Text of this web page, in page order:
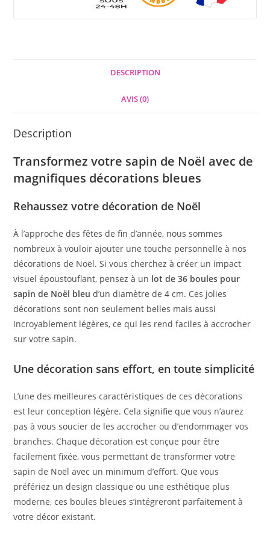
DESCRIPTION
AVIS (0)
Description
Transformez votre sapin de Noël avec de
magnifiques décorations bleues
Rehaussez votre décoration de Noël
À l’approche des fêtes de fin d’année, nous sommes
nombreux à vouloir ajouter une touche personnelle à nos
décorations de Noël. Si vous cherchez à créer un impact
visuel époustouflant, pensez à un lot de 36 boules pour
sapin de Noël bleu d’un diamètre de 4 cm. Ces jolies
décorations sont non seulement belles mais aussi
incroyablement légères, ce qui les rend faciles à accrocher
sur votre sapin.
Une décoration sans effort, en toute simplicité
L’une des meilleures caractéristiques de ces décorations
est leur conception légère. Cela signifie que vous n’aurez
pas à vous soucier de les accrocher ou d’endommager vos
branches. Chaque décoration est conçue pour être
facilement fixée, vous permettant de transformer votre
sapin de Noël avec un minimum d’effort. Que vous
préfériez un design classique ou une esthétique plus
moderne, ces boules bleues s’intégreront parfaitement à
votre décor existant.